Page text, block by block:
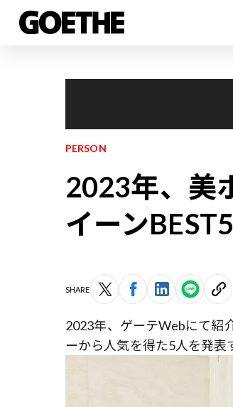
PERSON
2023年、美
イーンBEST5
SHARE
2023年、ゲーテWebにて紹
ーから人気を得た5人を発表